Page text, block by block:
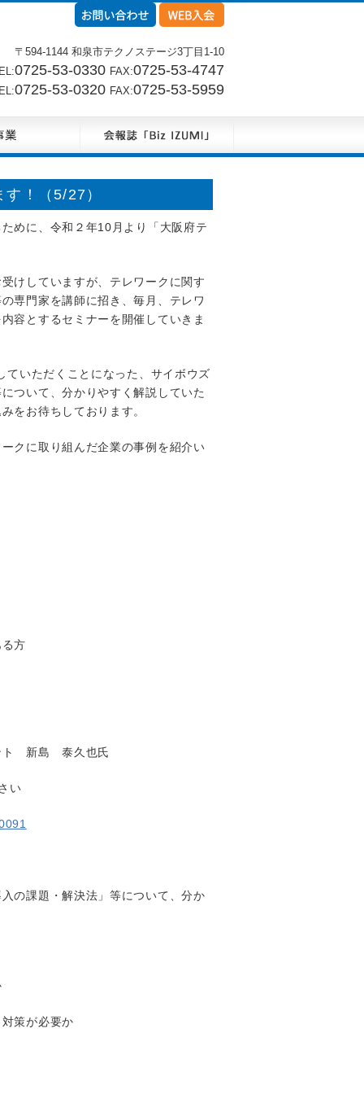
〒594-1144 和泉市テクノステージ3丁目1-10
0725-53-0330 FAX:0725-53-4747
0725-53-0320 FAX:0725-53-5959
！（5/27）
めに、令和２年10月より「大阪府テ
けしていますが、テレワークに関す
専門家を講師に招き、毎月、テレワ
容とするセミナーを開催していきま
ていただくことになった、サイボウズ
ついて、分かりやすく解説していた
をお待ちしております。
クに取り組んだ企業の事例を紹介い
方
ト 新島 泰久也氏
い
の課題・解決法」等について、分か
策が必要か